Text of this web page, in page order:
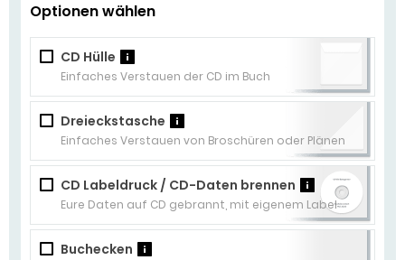
Optionen wählen
CD Hülle
Einfaches Verstauen der CD im Buch
Dreieckstasche
Einfaches Verstauen von Broschüren oder Plänen
CD Labeldruck / CD-Daten brennen ?
Eure Daten auf CD gebrannt, mit eigenem Label
Buchecken